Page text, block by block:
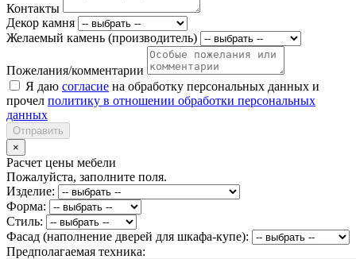
Контакты
Декор камня
Желаемый камень (производитель)
Пожелания/комментарии
Я даю согласие на обработку персональных данных и
прочел политику в отношении обработки персональных
данных
Отправить
×
Расчет цены мебели
Пожалуйста, заполните поля.
Изделие:
Форма:
Стиль:
Фасад (наполнение дверей для шкафа-купе):
Предполагаемая техника: